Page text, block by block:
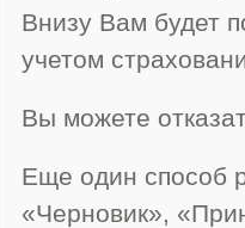
Внизу Вам будет
учетом
Вы можете
Еще один способ
«Черновик»,